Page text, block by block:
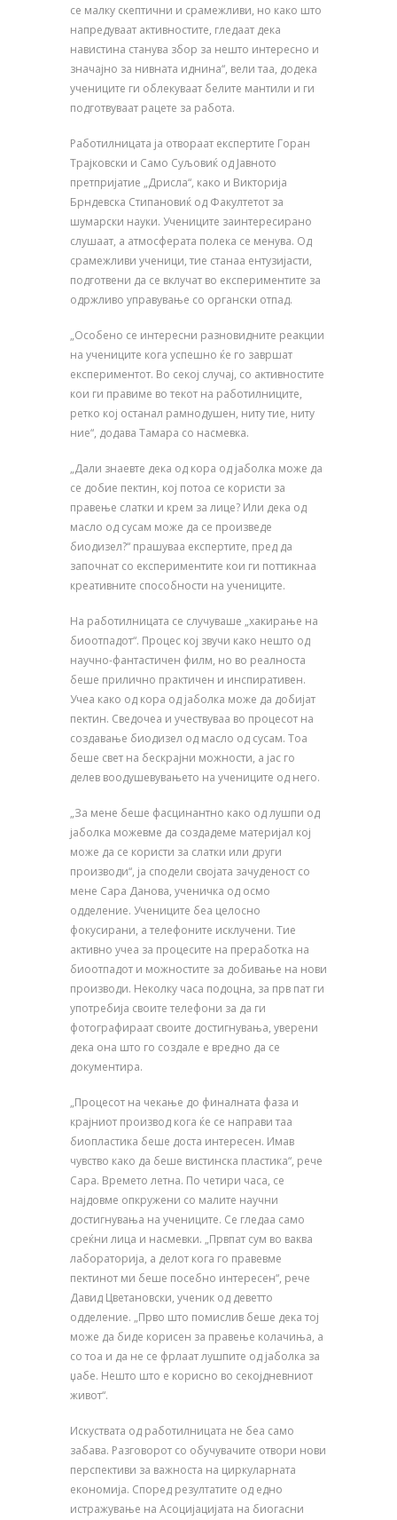
се малку скептични и срамежливи, но како што
напредуваат активностите, гледаат дека
навистина станува збор за нешто интересно и
значајно за нивната иднина“, вели таа, додека
учениците ги облекуваат белите мантили и ги
подготвуваат рацете за работа.
Работилницата ја отвораат експертите Горан
Трајковски и Само Суљовиќ од Јавното
претпријатие „Дрисла“, како и Викторија
Брндевска Стипановиќ од Факултетот за
шумарски науки. Учениците заинтересирано
слушаат, а атмосферата полека се менува. Од
срамежливи ученици, тие станаа ентузијасти,
подготвени да се вклучат во експериментите за
одржливо управување со органски отпад.
„Особено се интересни разновидните реакции
на учениците кога успешно ќе го завршат
експериментот. Во секој случај, со активностите
кои ги правиме во текот на работилниците,
ретко кој останал рамнодушен, ниту тие, ниту
ние“, додава Тамара со насмевка.
„Дали знаевте дека од кора од јаболка може да
се добие пектин, кој потоа се користи за
правење слатки и крем за лице? Или дека од
масло од сусам може да се произведе
биодизел?“ прашуваа експертите, пред да
започнат со експериментите кои ги поттикнаа
креативните способности на учениците.
На работилницата се случуваше „хакирање на
биоотпадот“. Процес кој звучи како нешто од
научно-фантастичен филм, но во реалноста
беше прилично практичен и инспиративен.
Учеа како од кора од јаболка може да добијат
пектин. Сведочеа и учествуваа во процесот на
создавање биодизел од масло од сусам. Тоа
беше свет на бескрајни можности, а јас го
делев воодушевувањето на учениците од него.
„За мене беше фасцинантно како од лушпи од
јаболка можевме да создадеме материјал кој
може да се користи за слатки или други
производи“, ја сподели својата зачуденост со
мене Сара Данова, ученичка од осмо
одделение. Учениците беа целосно
фокусирани, а телефоните исклучени. Тие
активно учеа за процесите на преработка на
биоотпадот и можностите за добивање на нови
производи. Неколку часа подоцна, за прв пат ги
употребија своите телефони за да ги
фотографираат своите достигнувања, уверени
дека она што го создале е вредно да се
документира.
„Процесот на чекање до финалната фаза и
крајниот производ кога ќе се направи таа
биопластика беше доста интересен. Имав
чувство како да беше вистинска пластика“, рече
Сара. Времето летна. По четири часа, се
најдовме опкружени со малите научни
достигнувања на учениците. Се гледаа само
среќни лица и насмевки. „Првпат сум во ваква
лабораторија, а делот кога го правевме
пектинот ми беше посебно интересен“, рече
Давид Цветановски, ученик од деветто
одделение. „Прво што помислив беше дека тој
може да биде корисен за правење колачиња, а
со тоа и да не се фрлаат лушпите од јаболка за
џабе. Нешто што е корисно во секојдневниот
живот“.
Искуствата од работилницата не беа само
забава. Разговорот со обучувачите отвори нови
перспективи за важноста на циркуларната
економија. Според резултатите од едно
истражување на Асоцијацијата на биогасни